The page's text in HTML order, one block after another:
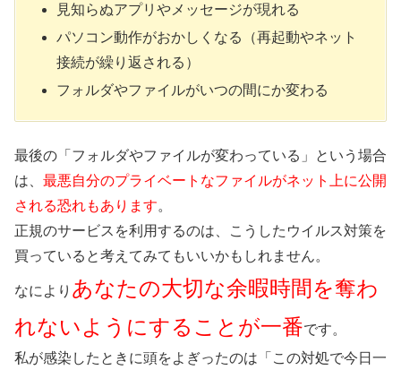
見知らぬアプリやメッセージが現れる
パソコン動作がおかしくなる（再起動やネット
接続が繰り返される）
フォルダやファイルがいつの間にか変わる
最後の「フォルダやファイルが変わっている」という場合
は、 最悪自分のプライベートなファイルがネット上に公開
される恐れもあります。
正規のサービスを利用するのは、こうしたウイルス対策を
買っていると考えてみてもいいかもしれません。
なにより あなたの大切な余暇時間を奪わ
れないようにすることが一番です。
私が感染したときに頭をよぎったのは「この対処で今日一